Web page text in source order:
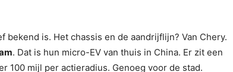
is. Het chassis en de aandrijflijn? Van Chery.
. Dat is hun micro-EV van thuis in China. Er zit een
100 mijl per actieradius. Genoeg voor de stad.